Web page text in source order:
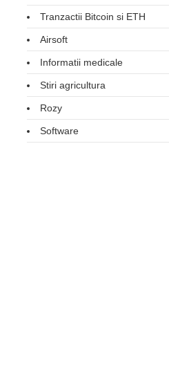
Tranzactii Bitcoin si ETH
Airsoft
Informatii medicale
Stiri agricultura
Rozy
Software